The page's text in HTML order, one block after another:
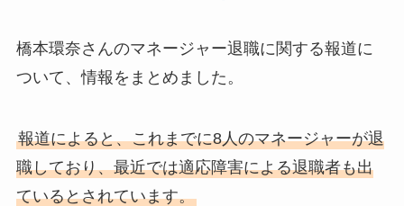
橋本環奈さんのマネージャー退職に関する報道に
ついて、情報をまとめました。
報道によると、これまでに8人のマネージャーが退
職しており、最近では適応障害による退職者も出
ているとされています。